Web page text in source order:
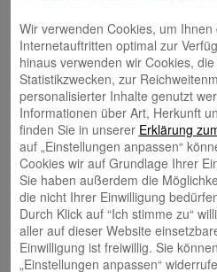
Tina Blatz-
Annette Butzke
Wir verwenden Cookies, um
Internetauftritten optimal zur
hinaus verwenden wir Cookies,
Statistikzwecken, zur
personalisierter Inhalte genutzt
Informationen über Art, Herkunft
finden Sie in unserer Erklärung
auf „Einstellungen anpassen“
Cookies wir auf Grundlage Ihrer
Sie haben außerdem die
die nicht Ihrer Einwilligung
Durch Klick auf “Ich stimme zu“
aller auf dieser Website
Einwilligung ist freiwillig. Sie
„Einstellungen anpassen“